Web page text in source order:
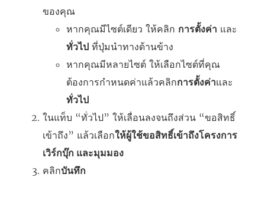
ของคุณ
หากคุณมีไซต์เดียว ให้คลิก การตั้งค่า และ
ทั่วไป ที่ปุ่มนำทางด้านข้าง
หากคุณมีหลายไซต์ ให้เลือกไซต์ที่คุณ
ต้องการกำหนดค่าแล้วคลิกการตั้งค่าและ
ทั่วไป
ในแท็บ “ทั่วไป” ให้เลื่อนลงจนถึงส่วน “ขอสิทธิ์
เข้าถึง” แล้วเลือกให้ผู้ใช้ขอสิทธิ์เข้าถึงโครงการ
เวิร์กบุ๊ก และมุมมอง
คลิกบันทึก